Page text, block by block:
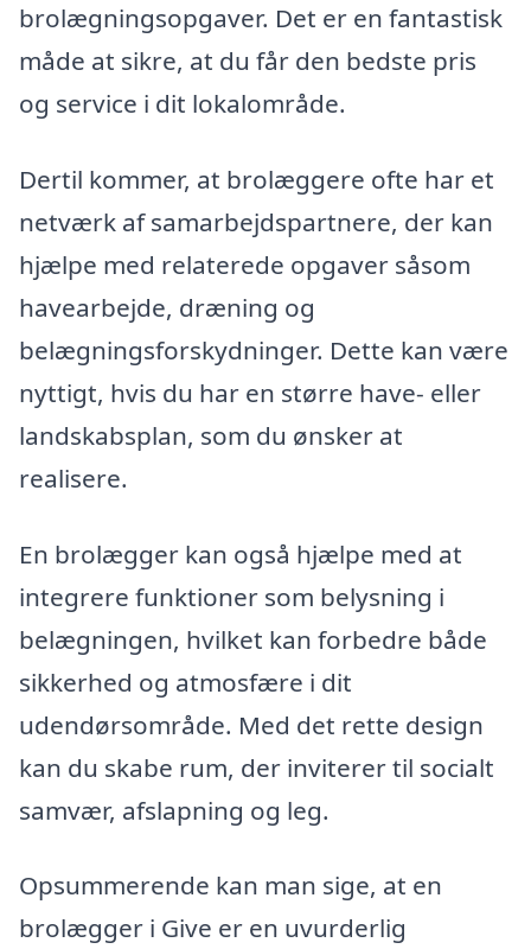
brolægningsopgaver. Det er en fantastisk
måde at sikre, at du får den bedste pris
og service i dit lokalområde.
Dertil kommer, at brolæggere ofte har et
netværk af samarbejdspartnere, der kan
hjælpe med relaterede opgaver såsom
havearbejde, dræning og
belægningsforskydninger. Dette kan være
nyttigt, hvis du har en større have- eller
landskabsplan, som du ønsker at
realisere.
En brolægger kan også hjælpe med at
integrere funktioner som belysning i
belægningen, hvilket kan forbedre både
sikkerhed og atmosfære i dit
udendørsområde. Med det rette design
kan du skabe rum, der inviterer til socialt
samvær, afslapning og leg.
Opsummerende kan man sige, at en
brolægger i Give er en uvurderlig